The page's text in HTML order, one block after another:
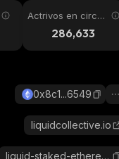
Actrivos en circul
286,633
0x8c1...6549
liquidcollective.io
liquid-staked-ethereum